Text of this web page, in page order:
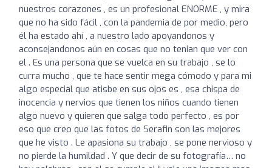
nuestros corazones , es un profesional ENORME , y mira
que no ha sido fácil , con la pandemia de por medio, pero
él ha estado ahí , a nuestro lado apoyandonos y
aconsejandonos aún en cosas que no tenian que ver con
el . Es una persona que se vuelca en su trabajo , se lo
curra mucho , que te hace sentir mega cómodo y para mi
algo especial que atisbe en sus ojos es , esa chispa de
inocencia y nervios que tienen los niños cuando tienen
algo nuevo y quieren que salga todo perfecto , es por
eso que creo que las fotos de Serafin son las mejores
que he visto . Le apasiona su trabajo , se pone nervioso y
no pierde la humildad . Y que decir de su fotografía… no